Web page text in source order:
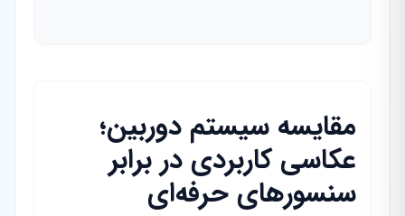
مقایسه سیستم دوربین؛
عکاسی کاربردی در برابر
سنسورهای حرفه‌ای